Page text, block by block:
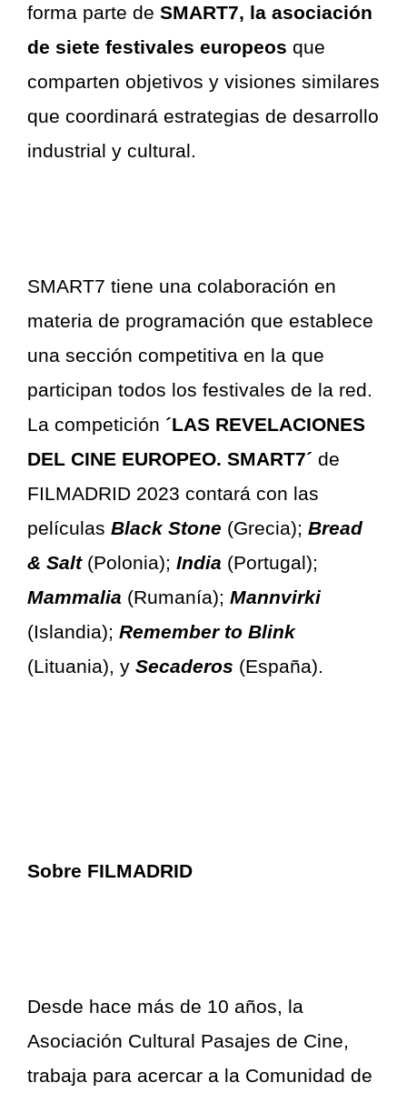
forma parte de SMART7, la asociación
de siete festivales europeos que
comparten objetivos y visiones similares
que coordinará estrategias de desarrollo
industrial y cultural.
SMART7 tiene una colaboración en
materia de programación que establece
una sección competitiva en la que
participan todos los festivales de la red.
La competición ´LAS REVELACIONES
DEL CINE EUROPEO. SMART7´ de
FILMADRID 2023 contará con las
películas Black Stone (Grecia); Bread
& Salt(Polonia); India (Portugal);
Mammalia (Rumanía); Mannvirki
(Islandia); Remember to Blink
(Lituania), y Secaderos (España).
Sobre FILMADRID
Desde hace más de 10 años, la
Asociación Cultural Pasajes de Cine,
trabaja para acercar a la Comunidad de